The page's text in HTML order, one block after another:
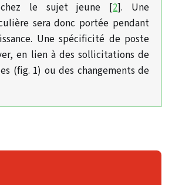
chez le sujet jeune [2]. Une
sera donc portée pendant
Une spécificité de poste
en lien à des sollicitations de
(fig. 1) ou des changements de